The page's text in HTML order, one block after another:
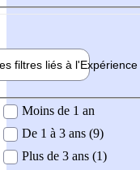
filtres liés à l'Expérience
demandée
Moins de 1 an
De 1 à 3 ans (9)
Plus de 3 ans (1)